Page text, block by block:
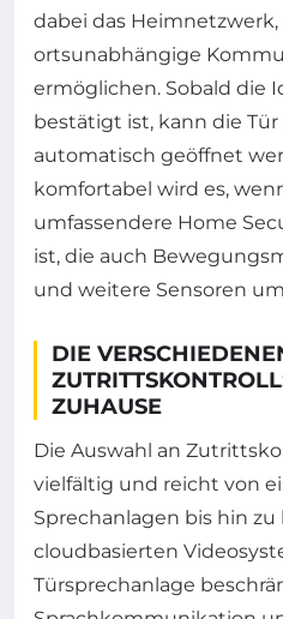
dabei das
ortsunabhängige
ermöglichen. Sobald die
bestätigt ist, kann die
automatisch geöffnet
komfortabel wird es,
umfassendere Home
ist, die auch
und weitere Sensoren
DIE
ZUHAUSE
Die Auswahl an
vielfältig und reicht von
Sprechanlagen bis hin
cloudbasierten
Türsprechanlage